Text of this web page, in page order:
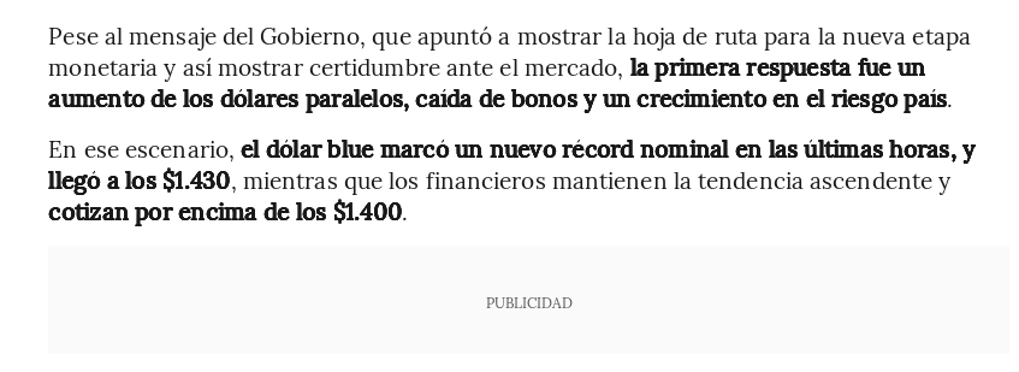
Pese al mensaje del Gobierno, que apuntó a mostrar la hoja de ruta para la nueva etapa
monetaria y así mostrar certidumbre ante el mercado, la primera respuesta fue un
aumento de los dólares paralelos, caída de bonos y un crecimiento en el riesgo país.
En ese escenario, el dólar blue marcó un nuevo récord nominal en las últimas horas, y
llegó a los $1.430, mientras que los financieros mantienen la tendencia ascendente y
cotizan por encima de los $1.400.
PUBLICIDAD